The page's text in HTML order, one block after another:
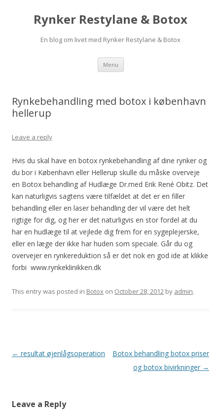
Rynker Restylane & Botox
En blog om livet med Rynker Restylane & Botox
Menu Skip to content
Rynkebehandling med botox i københavn
hellerup
Leave a reply
Hvis du skal have en botox rynkebehandling af dine rynker og
du bor i København eller Hellerup skulle du måske overveje
en Botox behandling af Hudlæge Dr.med Erik René Obitz. Det
kan naturligvis sagtens være tilfældet at det er en filler
behandling eller en laser behandling der vil være det helt
rigtige for dig, og her er det naturligvis en stor fordel at du
har en hudlæge til at vejlede dig frem for en sygeplejerske,
eller en læge der ikke har huden som speciale. Går du og
overvejer en rynkereduktion så er det nok en god ide at klikke
forbi www.rynkeklinikken.dk
This entry was posted in Botox on October 28, 2012 by admin.
Post navigation
← resultat øjenlågsoperation
Botox behandling botox priser
og botox bivirkninger →
Leave a Reply